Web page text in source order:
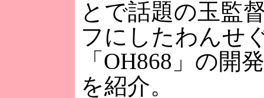
とで話題の玉監
フにしたわんせ
「OH868」の開
を紹介。